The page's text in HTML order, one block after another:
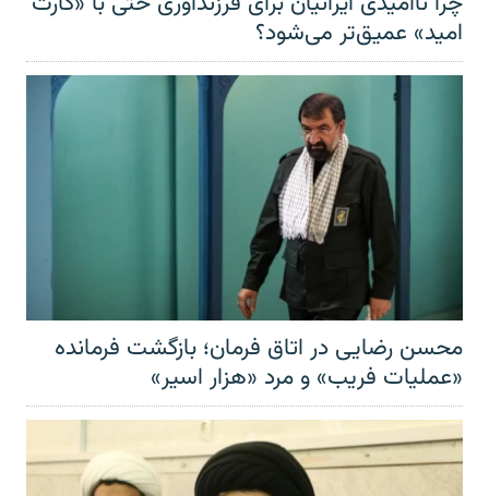
امید» عمیق‌تر‌ می‌شود؟
محسن رضایی در اتاق فرمان؛ بازگشت فرمانده
«عملیات فریب» و مرد «هزار اسیر»